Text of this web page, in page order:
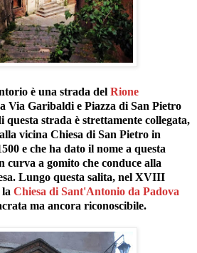
è una strada del Rione
Via Garibaldi e Piazza di San Pietro
strada è strettamente collegata,
vicina Chiesa di San Pietro in
e che ha dato il nome a questa
curva a gomito che conduce alla
Lungo questa salita, nel XVIII
Chiesa di Sant'Antonio da Padova
ma ancora riconoscibile.